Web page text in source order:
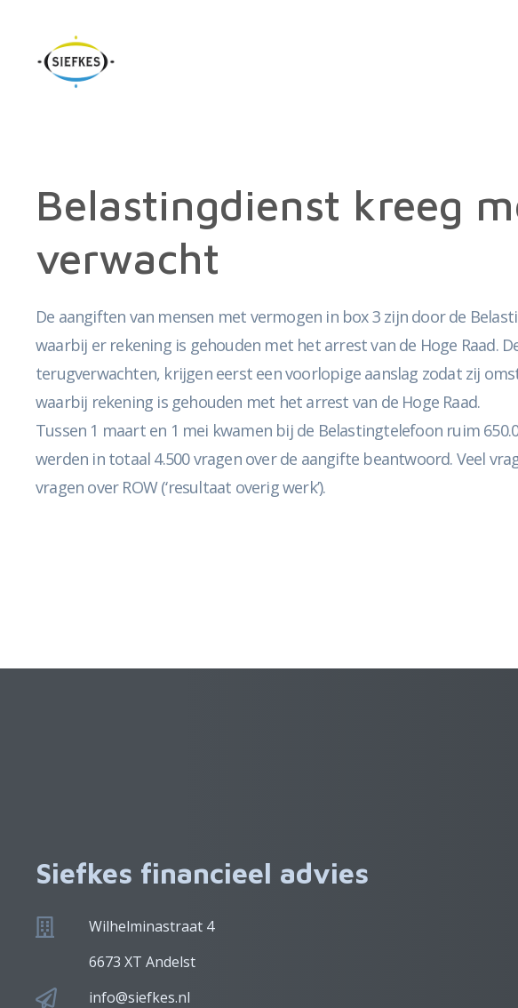
Belastingdienst kreeg
verwacht
De aangiften van mensen met vermogen in box 3 zijn door de
waarbij er rekening is gehouden met het arrest van de Hoge Raad.
terugverwachten, krijgen eerst een voorlopige aanslag zodat zij
waarbij rekening is gehouden met het arrest van de Hoge Raad.
Tussen 1 maart en 1 mei kwamen bij de Belastingtelefoon ruim
werden in totaal 4.500 vragen over de aangifte beantwoord. Veel
vragen over ROW (‘resultaat overig werk’).
Siefkes financieel advies
Wilhelminastraat 4
6673 XT Andelst
info@siefkes.nl